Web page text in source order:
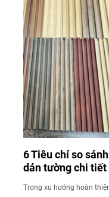
6 Tiêu chí so
dán tường chi tiết
Trong xu hướng hoàn